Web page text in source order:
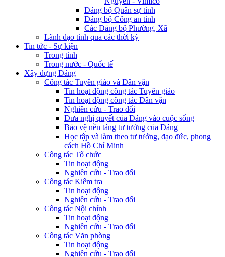
Đảng bộ Quân sự tỉnh
Đảng bộ Công an tỉnh
Các Đảng bộ Phường, Xã
Lãnh đạo tỉnh qua các thời kỳ
Tin tức - Sự kiện
Trong tỉnh
Trong nước - Quốc tế
Xây dựng Đảng
Công tác Tuyên giáo và Dân vận
Tin hoạt động công tác Tuyên giáo
Tin hoạt động công tác Dân vận
Nghiên cứu - Trao đổi
Đưa nghị quyết của Đảng vào cuộc sống
Bảo vệ nền tảng tư tưởng của Đảng
Học tập và làm theo tư tưởng, đạo đức, phong
cách Hồ Chí Minh
Công tác Tổ chức
Tin hoạt động
Nghiên cứu - Trao đổi
Công tác Kiểm tra
Tin hoạt động
Nghiên cứu - Trao đổi
Công tác Nội chính
Tin hoạt động
Nghiên cứu - Trao đổi
Công tác Văn phòng
Tin hoạt động
Nghiên cứu - Trao đổi